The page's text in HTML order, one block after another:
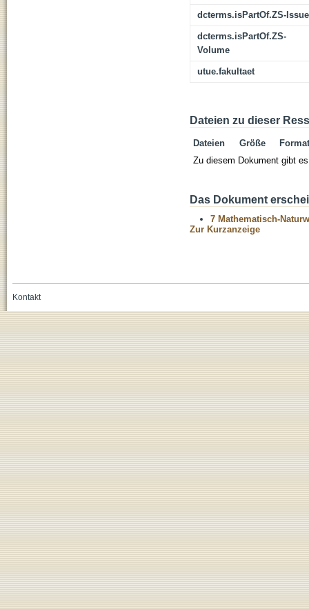
dcterms.isPartOf.ZS-Issue
dcterms.isPartOf.ZS-
Volume
utue.fakultaet
Dateien zu dieser
Dateien Größe
Format
Zu diesem Dokument gibt
Das Dokument
7 Mathematisch-
Zur Kurzanzeige
Kontakt